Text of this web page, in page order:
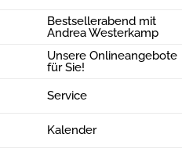
Bestsellerabend mit
Andrea Westerkamp
Unsere Onlineangebote
für Sie!
Service
Kalender